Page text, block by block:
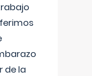
de la